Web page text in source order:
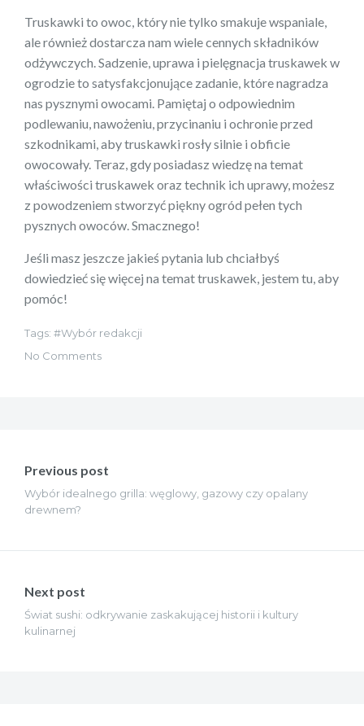
Truskawki to owoc, który nie tylko smakuje wspaniale,
ale również dostarcza nam wiele cennych składników
odżywczych. Sadzenie, uprawa i pielęgnacja truskawek w
ogrodzie to satysfakcjonujące zadanie, które nagradza
nas pysznymi owocami. Pamiętaj o odpowiednim
podlewaniu, nawożeniu, przycinaniu i ochronie przed
szkodnikami, aby truskawki rosły silnie i obficie
owocowały. Teraz, gdy posiadasz wiedzę na temat
właściwości truskawek oraz technik ich uprawy, możesz
z powodzeniem stworzyć piękny ogród pełen tych
pysznych owoców. Smacznego!
Jeśli masz jeszcze jakieś pytania lub chciałbyś
dowiedzieć się więcej na temat truskawek, jestem tu, aby
pomóc!
Tags:
Wybór redakcji
No Comments
wpisu
Previous post
Wybór idealnego grilla: węglowy, gazowy czy opalany
drewnem?
Next post
Świat sushi: odkrywanie zaskakującej historii i kultury
kulinarnej